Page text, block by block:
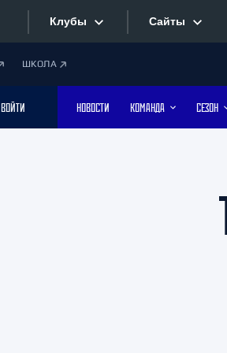
Клубы
Дивизион Боброва
Лада
Сайты
Текстовые
ШКОЛА
ВОЙТИ НОВОСТИ КОМАНДА СЕЗОН